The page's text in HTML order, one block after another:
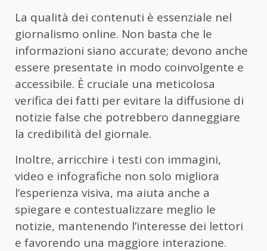
La qualità dei contenuti è essenziale nel
giornalismo online. Non basta che le
informazioni siano accurate; devono anche
essere presentate in modo coinvolgente e
accessibile. È cruciale una meticolosa
verifica dei fatti per evitare la diffusione di
notizie false che potrebbero danneggiare
la credibilità del giornale.
Inoltre, arricchire i testi con immagini,
video e infografiche non solo migliora
l’esperienza visiva, ma aiuta anche a
spiegare e contestualizzare meglio le
notizie, mantenendo l’interesse dei lettori
e favorendo una maggiore interazione.